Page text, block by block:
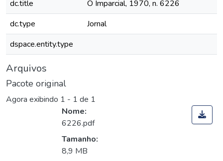
dc.title
O Imparcial, 1970, n. 6226
dc.type
Jornal
dspace.entity.type
Arquivos
Pacote original
Agora exibindo 1 - 1 de 1
Nome:
6226.pdf
Tamanho:
8,9 MB